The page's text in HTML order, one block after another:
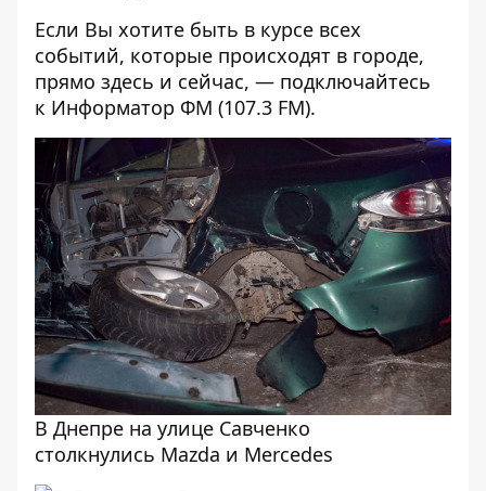
Если Вы хотите быть в курсе всех
событий, которые происходят в городе,
прямо здесь и сейчас, — подключайтесь
к Информатор ФМ (107.3 FM).
В Днепре на улице Савченко
столкнулись Mazda и Mercedes